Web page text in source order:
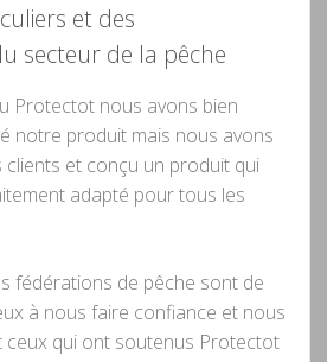
et des
secteur de la pêche
Protectot nous avons bien
notre produit mais nous avons
et conçu un produit qui
adapté pour tous les
fédérations de pêche sont de
à nous faire confiance et nous
ceux qui ont soutenus Protectot